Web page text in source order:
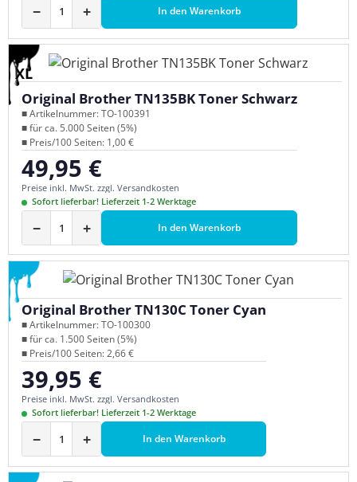
− + In den Warenkorb
XL
Original Brother TN135BK Toner Schwarz
■ Artikelnummer: TO-100391
■ für ca. 5.000 Seiten (5%)
■ Preis/100 Seiten: 1,00 €
Regulärer Preis:
49,95 €
Preise inkl. MwSt. zzgl. Versandkosten
Sofort lieferbar! Lieferzeit 1-2 Werktage
− + In den Warenkorb
Original Brother TN130C Toner Cyan
■ Artikelnummer: TO-100300
■ für ca. 1.500 Seiten (5%)
■ Preis/100 Seiten: 2,66 €
Regulärer Preis:
39,95 €
Preise inkl. MwSt. zzgl. Versandkosten
Sofort lieferbar! Lieferzeit 1-2 Werktage
− + In den Warenkorb